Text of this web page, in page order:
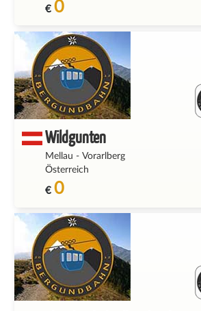
€ 0
Wildgunten
Mellau - Vorarlberg
Österreich
€ 0